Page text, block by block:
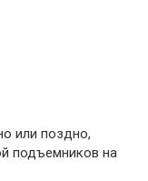
или поздно,
подъемников на